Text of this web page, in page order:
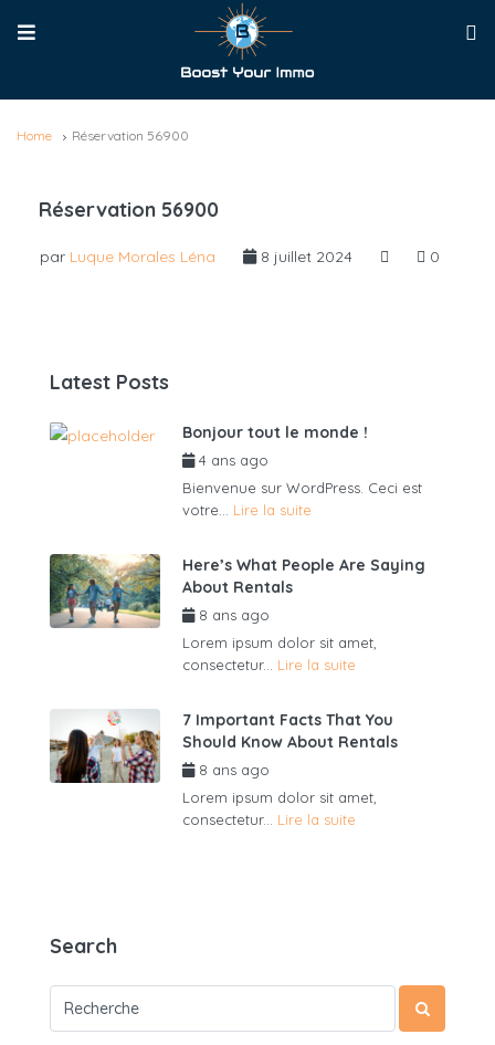
Home Réservation 56900
Réservation 56900
par Luque Morales Léna 8 juillet 2024 0
Latest Posts
Bonjour tout le monde !
4 ans ago
Bienvenue sur WordPress. Ceci est
votre... Lire la suite
Here’s What People Are Saying
About Rentals
8 ans ago
Lorem ipsum dolor sit amet,
consectetur... Lire la suite
7 Important Facts That You
Should Know About Rentals
8 ans ago
Lorem ipsum dolor sit amet,
consectetur... Lire la suite
Search